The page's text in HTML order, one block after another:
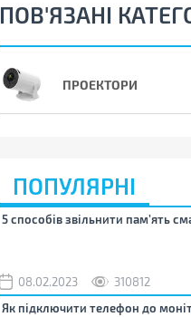
ПОВ'ЯЗАНІ
ПРОЕКТОРИ
ПОПУЛЯРНІ
5 способів звільнити пам’ять
08.02.2023
310812
Як підключити телефон до